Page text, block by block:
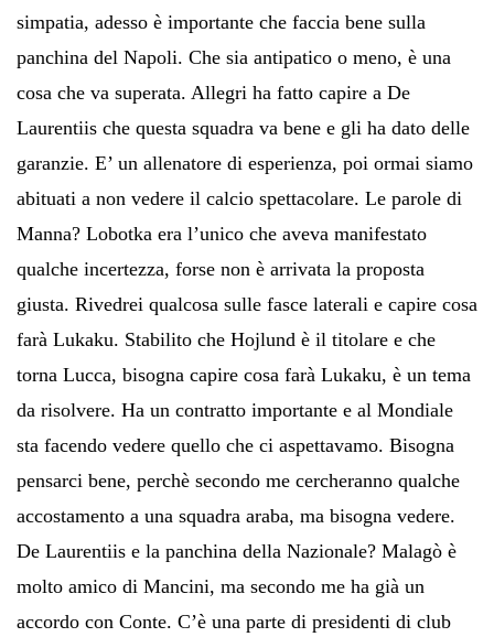
simpatia, adesso è importante che faccia bene sulla
panchina del Napoli. Che sia antipatico o meno, è una
cosa che va superata. Allegri ha fatto capire a De
Laurentiis che questa squadra va bene e gli ha dato delle
garanzie. E’ un allenatore di esperienza, poi ormai siamo
abituati a non vedere il calcio spettacolare. Le parole di
Manna? Lobotka era l’unico che aveva manifestato
qualche incertezza, forse non è arrivata la proposta
giusta. Rivedrei qualcosa sulle fasce laterali e capire cosa
farà Lukaku. Stabilito che Hojlund è il titolare e che
torna Lucca, bisogna capire cosa farà Lukaku, è un tema
da risolvere. Ha un contratto importante e al Mondiale
sta facendo vedere quello che ci aspettavamo. Bisogna
pensarci bene, perchè secondo me cercheranno qualche
accostamento a una squadra araba, ma bisogna vedere.
De Laurentiis e la panchina della Nazionale? Malagò è
molto amico di Mancini, ma secondo me ha già un
accordo con Conte. C’è una parte di presidenti di club